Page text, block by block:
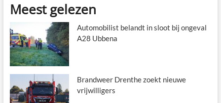
Meest gelezen
Automobilist belandt in sloot bij ongeval
A28 Ubbena
Brandweer Drenthe zoekt nieuwe
vrijwilligers